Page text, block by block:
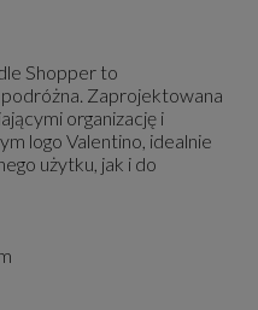
Shopper to
Zaprojektowana
organizację i
logo Valentino, idealnie
użytku, jak i do